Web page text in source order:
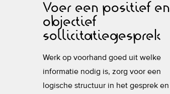
Voer een positief en
objectief
sollicitatiegesprek
Werk op voorhand goed uit welke
informatie nodig is, zorg voor een
logische structuur in het gesprek en